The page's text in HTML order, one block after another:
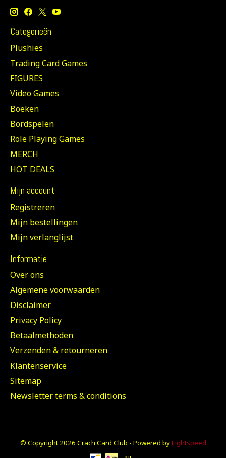
Categorieën
Plushies
Trading Card Games
FIGURES
Video Games
Boeken
Bordspelen
Role Playing Games
MERCH
HOT DEALS
Mijn account
Registreren
Mijn bestellingen
Mijn verlanglijst
Informatie
Over ons
Algemene voorwaarden
Disclaimer
Privacy Policy
Betaalmethoden
Verzenden & retourneren
Klantenservice
Sitemap
Newsletter terms & conditions
© Copyright 2026 Crach Card Club - Powered byLightspeed